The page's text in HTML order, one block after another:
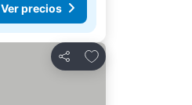
Ver precios
Compartir
Agregar a favoritos